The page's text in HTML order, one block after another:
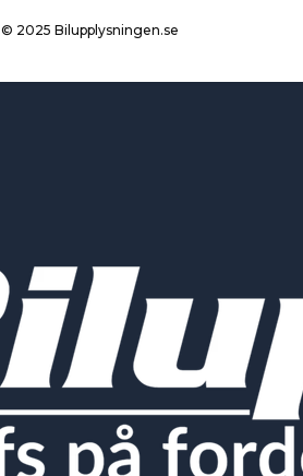
© 2025 Bilupplysningen.se